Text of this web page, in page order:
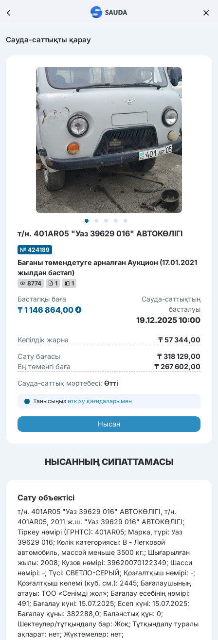
Сауда-саттықты қарау
т/н. 401AR05 "Уаз 39629 016" АВТОКӨЛІГІ
№ 424189
Бағаны төмендетуге арналған Аукцион (17.01.2021
жылдан бастап)
8774 1 1
Бастапқы баға
₸ 1 146 864,00
Сауда-саттықтың
басталуы
19.12.2025 10:00
Кепілдік жарна
₸ 57 344,00
Сату бағасы
₸ 318 129,00
Ең төменгі баға
₸ 267 602,00
Сауда-саттық мәртебесі: Өтті
Танысыңыз өткізу қағидаларымен
Нысан
НЫСАННЫҢ СИПАТТАМАСЫ
Сату объектісі
т/н. 401AR05 "Уаз 39629 016" АВТОКӨЛІГІ, т/н.
401AR05, 2011 ж.ш. "Уаз 39629 016" АВТОКӨЛІГІ;
Тіркеу нөмірі (ГРНТС): 401AR05; Марка, түрі: Уаз
39629 016; Көлік категориясы: B - Легковой
автомобиль, массой меньше 3500 кг.; Шығарылған
жылы: 2008; Кузов нөмірі: 39620070122349; Шасси
нөмірі: -; Түсі: СВЕТЛО-СЕРЫЙ; Қозғалтқыш нөмірі: -;
Қозғалтқыш көлемі (куб. см.): 2445; Бағалаушының
атауы: ТОО «Сенімді жол»; Бағалау есебінің нөмірі:
491; Бағалау күні: 15.07.2025; Есеп күні: 15.07.2025;
Бағалау құны: 382288,0; Баланстық құн: 0;
Шектеулер/тұтқындалу бар: Жоқ; Тұтқындалу туралы
ақпарат: нет; Жүктемелер: нет;